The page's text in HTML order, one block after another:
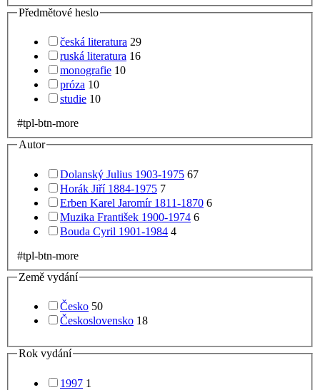
Předmětové heslo
česká literatura 29
ruská literatura 16
monografie 10
próza 10
studie 10
#tpl-btn-more
Autor
Dolanský Julius 1903-1975 67
Horák Jiří 1884-1975 7
Erben Karel Jaromír 1811-1870 6
Muzika František 1900-1974 6
Bouda Cyril 1901-1984 4
#tpl-btn-more
Země vydání
Česko 50
Československo 18
Rok vydání
1997 1